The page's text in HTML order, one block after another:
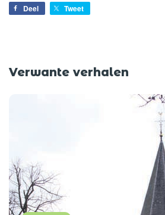
Deel Tweet
Verwante verhalen